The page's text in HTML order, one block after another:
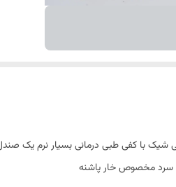
با کفی طبی درمانی بسیار نرم یک صندل
سرد مخصوص خار پاشنه